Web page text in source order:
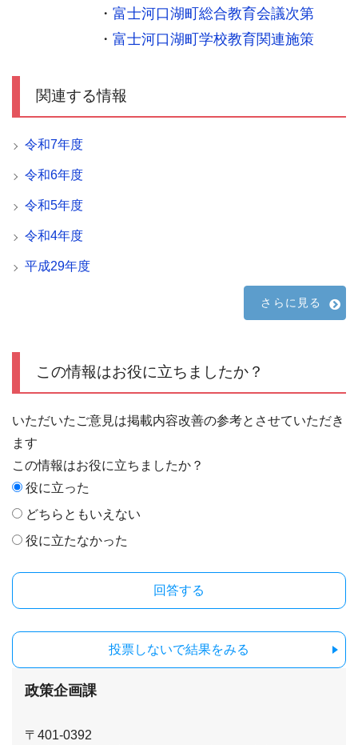
・ 富士河口湖町総合教育会議次第
・ 富士河口湖町学校教育関連施策
関連する情報
令和7年度
令和6年度
令和5年度
令和4年度
平成29年度
さらに見る
この情報はお役に立ちましたか？
いただいたご意見は掲載内容改善の参考とさせていただき
ます
この情報はお役に立ちましたか？
役に立った
どちらともいえない
役に立たなかった
投票しないで結果をみる
政策企画課
〒401-0392